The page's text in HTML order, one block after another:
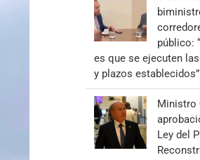
público:
es que se ejecuten
y plazos establecidos”
Ministro
Ley del